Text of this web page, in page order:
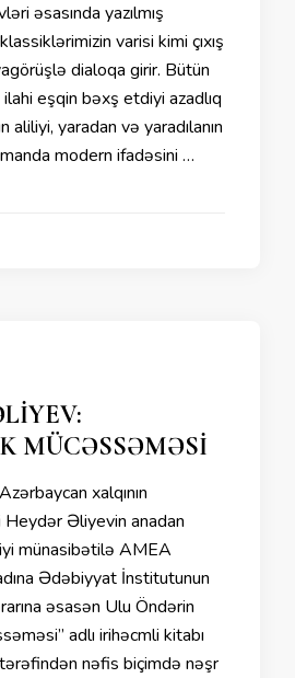
əsasında yazılmış
varisi kimi çıxış
dialoqa girir. Bütün
eşqin bəxş etdiyi azadlıq
aliliyi, yaradan və yaradılanın
modern ifadəsini …
MÜCƏSSƏMƏSİ
xalqının
Əliyevin anadan
münasibətilə AMEA
Ədəbiyyat İnstitutunun
əsasən Ulu Öndərin
adlı irihəcmli kitabı
nəfis biçimdə nəşr